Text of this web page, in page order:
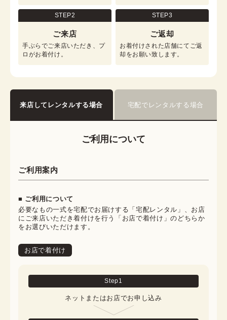
STEP2
ご来店
手ぶらでご来店いただき、プ
ロがお着付け。
STEP3
ご返却
お着付けされた店舗にてご返
却をお願い致します。
来店してレンタルする場合 宅配でレンタルする場合
ご利用について
ご利用案内
■ ご利用について
必要なもの一式を宅配でお届けする「宅配レンタル」、お店
にご来店いただき着付けを行う「お店で着付け」のどちらか
をお選びいただけます。
お店で着付け
Step1
ネットまたはお店でお申し込み